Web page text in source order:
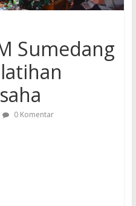
Sumedang
0 Komentar